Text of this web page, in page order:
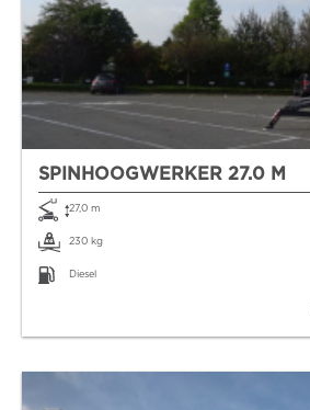
SPINHOOGWERKER 27.0 M
27,0 m
230 kg
Diesel